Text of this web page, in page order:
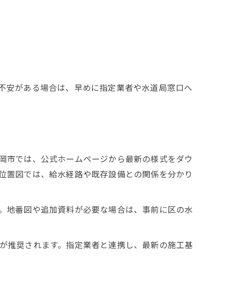
安がある場合は、早めに指定業者や水道局窓口へ
では、公式ホームページから最新の様式をダウ
図では、給水経路や既存設備との関係を分かり
地番図や追加資料が必要な場合は、事前に区の水
推奨されます。指定業者と連携し、最新の施工基